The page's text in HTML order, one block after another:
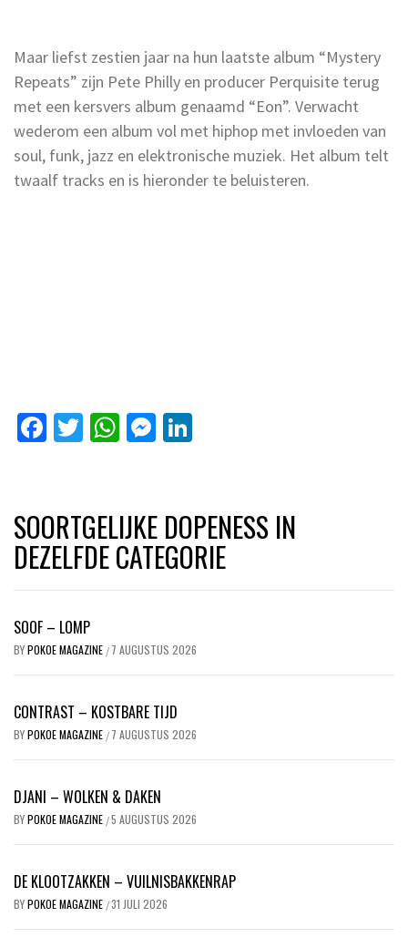
Maar liefst zestien jaar na hun laatste album “Mystery
Repeats” zijn Pete Philly en producer Perquisite terug
met een kersvers album genaamd “Eon”. Verwacht
wederom een album vol met hiphop met invloeden van
soul, funk, jazz en elektronische muziek. Het album telt
twaalf tracks en is hieronder te beluisteren.
Facebook
Twitter
WhatsApp
Messenger
SOORTGELIJKE DOPENESS IN
DEZELFDE CATEGORIE
SOOF – LOMP
BYPOKOE MAGAZINE / 7 AUGUSTUS 2026
CONTRAST – KOSTBARE TIJD
BYPOKOE MAGAZINE / 7 AUGUSTUS 2026
DJANI – WOLKEN & DAKEN
BYPOKOE MAGAZINE /5 AUGUSTUS 2026
DE KLOOTZAKKEN – VUILNISBAKKENRAP
BYPOKOE MAGAZINE /31 JULI 2026